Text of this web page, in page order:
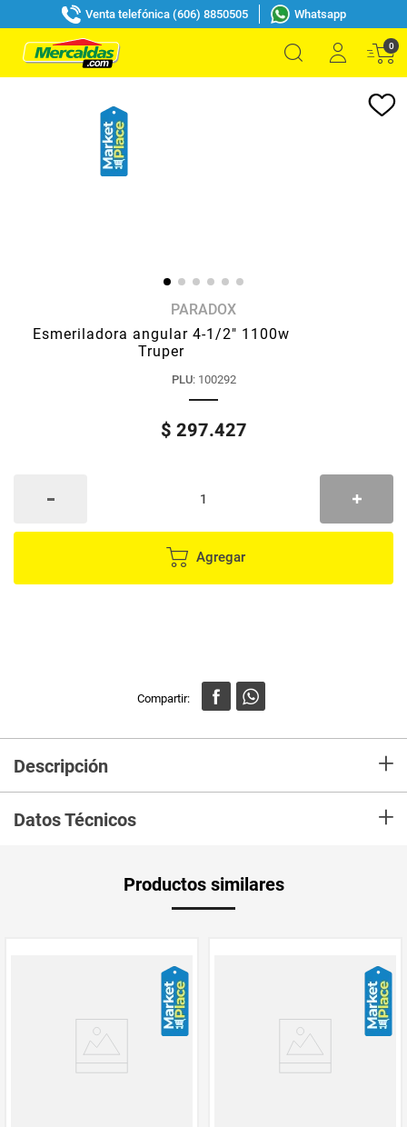
Venta telefónica (606) 8850505 Whatsapp
0
PARADOX
Esmeriladora angular 4-1/2" 1100w
Truper
PLU: 100292
$ 297.427
Agregar
Descripción +
1100W. Ideal para trabajos exigentes, su rendimiento te sorprenderá.
Calidad y confianza en cada uso.
Datos Técnicos +
Techdearler
Productos similares